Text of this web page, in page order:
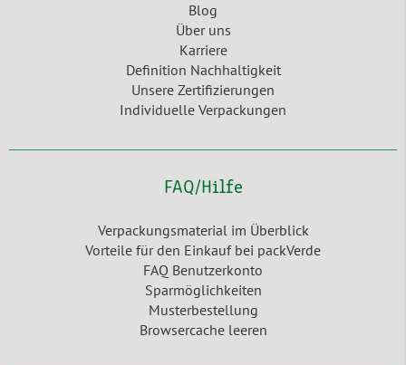
Blog
Über uns
Karriere
Definition Nachhaltigkeit
Unsere Zertifizierungen
Individuelle Verpackungen
FAQ/Hilfe
Verpackungsmaterial im Überblick
Vorteile für den Einkauf bei packVerde
FAQ Benutzerkonto
Sparmöglichkeiten
Musterbestellung
Browsercache leeren